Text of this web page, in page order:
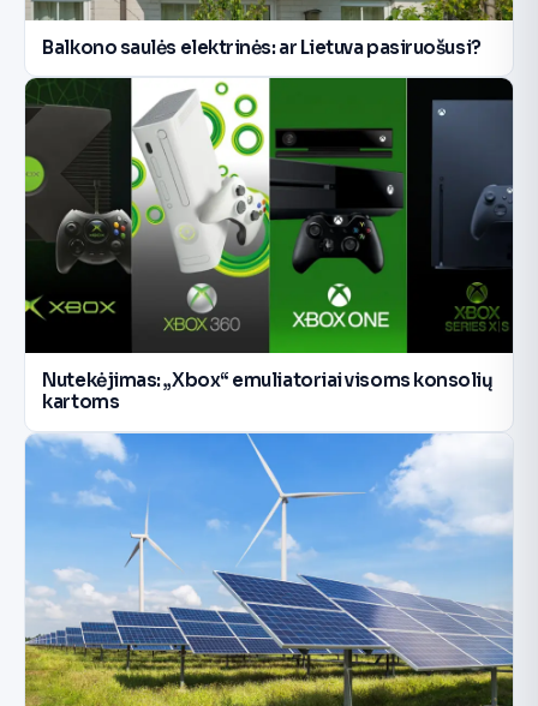
Balkono saulės elektrinės: ar Lietuva pasiruošusi?
Nutekėjimas: „Xbox“ emuliatoriai visoms konsolių
kartoms